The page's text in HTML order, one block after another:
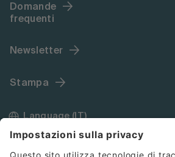
Domande
frequenti
Newsletter
Stampa
Language (IT)